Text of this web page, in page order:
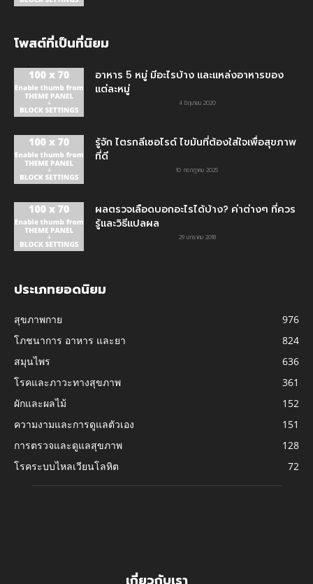
โพสต์ที่เป็นที่นิยม
อาหาร 5 หมู่ มีอะไรบ้าง และแหล่งอาหารของ
แต่ละหมู่
4 มิถุนายน 2020
รู้จัก ไตรกลีเซอไรด์ ไขมันที่ต้องใส่ใจเพื่อสุขภาพ
ที่ดี
10 กรกฎาคม 2025
ผลตรวจเลือดบอกอะไรได้บ้าง? ค่าต่างๆ ที่ควร
รู้และวิธีแปลผล
29 มกราคม 2018
ประเภทยอดนิยม
สุขภาพกาย
976
โภชนาการ อาหาร และยา
824
สมุนไพร
636
โรคและภาวะทางสุขภาพ
361
ผักและผลไม้
152
ความงามและการดูแลตัวเอง
151
การตรวจและดูแลสุขภาพ
128
โรคระบบไหลเวียนโลหิต
72
เกี่ยวกับเรา